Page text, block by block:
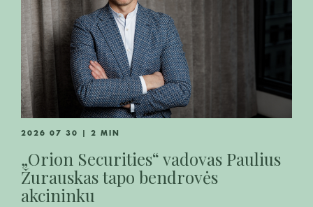
2026 07 30 | 2 MIN
„Orion Securities“ vadovas Paulius
Žurauskas tapo bendrovės
akcininku